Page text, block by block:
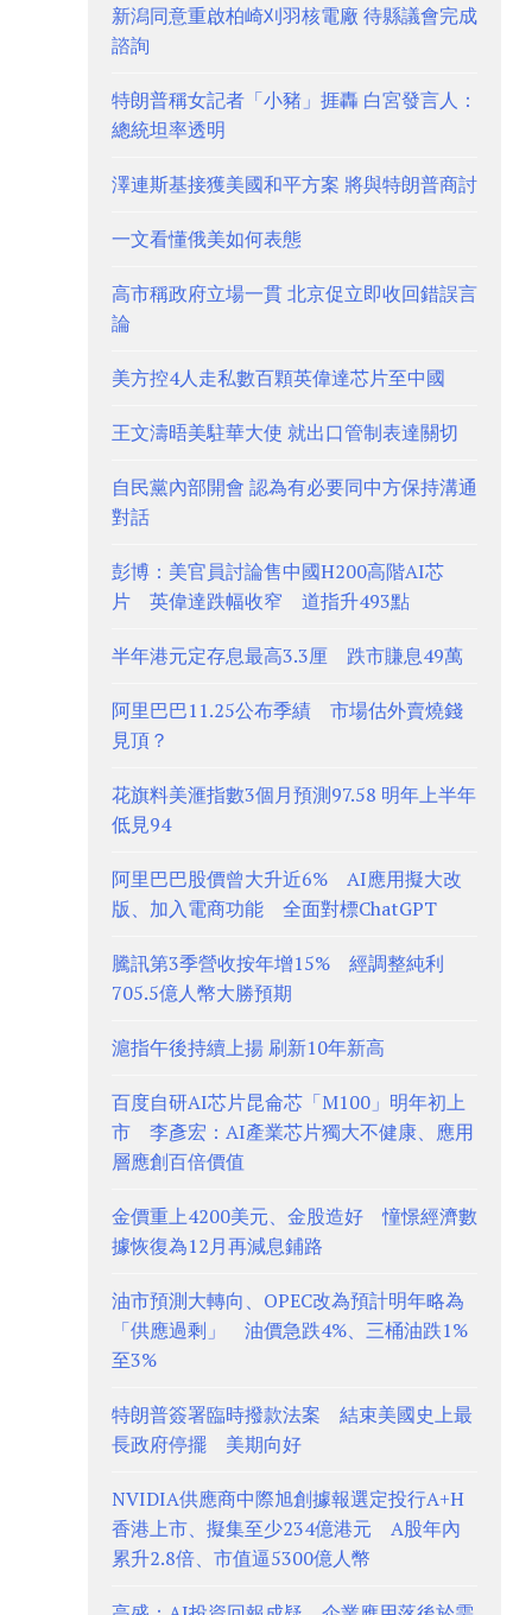
新潟同意重啟柏崎刈羽核電廠 待縣議會完成
諮詢
特朗普稱女記者「小豬」捱轟 白宮發言人：
總統坦率透明
澤連斯基接獲美國和平方案 將與特朗普商討
一文看懂俄美如何表態
高市稱政府立場一貫 北京促立即收回錯誤言
論
美方控4人走私數百顆英偉達芯片至中國
王文濤晤美駐華大使 就出口管制表達關切
自民黨內部開會 認為有必要同中方保持溝通
對話
彭博：美官員討論售中國H200高階AI芯
片 英偉達跌幅收窄 道指升493點
半年港元定存息最高3.3厘 跌市賺息49萬
阿里巴巴11.25公布季績 市場估外賣燒錢
見頂？
花旗料美滙指數3個月預測97.58 明年上半年
低見94
阿里巴巴股價曾大升近6% AI應用擬大改
版、加入電商功能 全面對標ChatGPT
騰訊第3季營收按年增15% 經調整純利
705.5億人幣大勝預期
滬指午後持續上揚 刷新10年新高
百度自研AI芯片昆侖芯「M100」明年初上
市 李彥宏：AI產業芯片獨大不健康、應用
層應創百倍價值
金價重上4200美元、金股造好 憧憬經濟數
據恢復為12月再減息鋪路
油市預測大轉向、OPEC改為預計明年略為
「供應過剩」 油價急跌4%、三桶油跌1%
至3%
特朗普簽署臨時撥款法案 結束美國史上最
長政府停擺 美期向好
NVIDIA供應商中際旭創據報選定投行A+H
香港上市、擬集至少234億港元 A股年內
累升2.8倍、市值逼5300億人幣